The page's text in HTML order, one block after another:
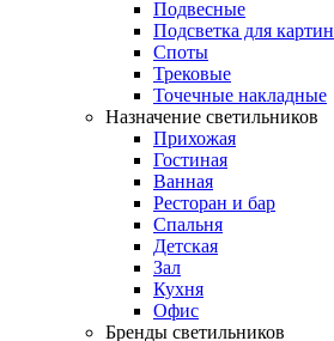
Подвесные
Подсветка для картин
Споты
Трековые
Точечные накладные
Назначение светильников
Прихожая
Гостиная
Ванная
Ресторан и бар
Спальня
Детская
Зал
Кухня
Офис
Бренды светильников